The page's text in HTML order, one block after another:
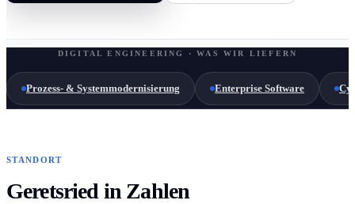
DIGITAL ENGINEERING · WAS WIR LIEFERN
Prozess- & Systemmodernisierung Enterprise Software
STANDORT
Geretsried in Zahlen